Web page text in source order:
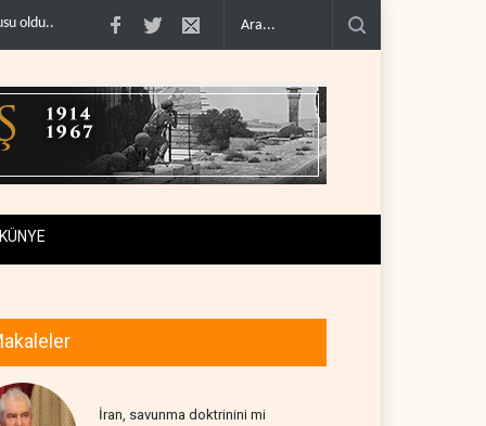
ABD’nin onlarca savaş uçağı da yetmedi: Hürmüz’de .. Necef İmamı'ndan
KÜNYE
İran, savunma doktrinini mi